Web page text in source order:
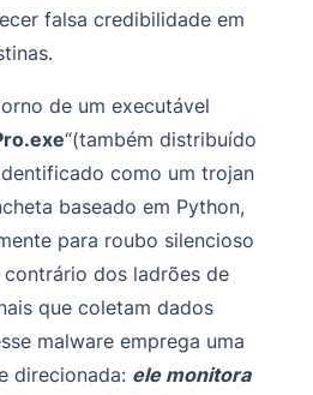
falsa credibilidade em
de um executável
“(também distribuído
como um trojan
baseado em Python,
para roubo silencioso
dos ladrões de
que coletam dados
malware emprega uma
direcionada: ele monitora